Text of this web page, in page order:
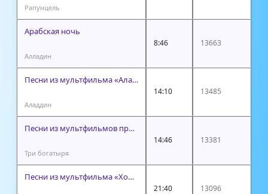
Рапунцель
Арабская ночь
Алладин
8:46 13663
Песни из мультфильма «Аладдин»
Аладдин
14:10 13485
Песни из мультфильмов про Трех богатырей
Три богатыря
14:46 13381
Песни из мультфильма «Холодное сердце 2»
21:40 13096